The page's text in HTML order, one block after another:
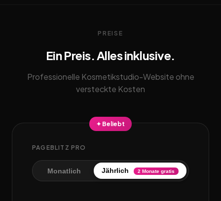
PREISE
Ein Preis. Alles inklusive.
Professionelle Kosmetikstudio-Website ohne
versteckte Kosten
✦ Beliebt
PAGEBLITZ PRO
Monatlich Jährlich 2 Monate gratis